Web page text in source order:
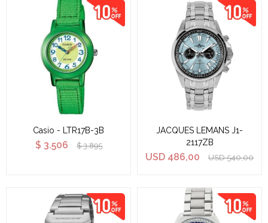
Casio - LTR17B-3B
$ 3.506 $ 3.895
JACQUES LEMANS J1-
2117ZB
USD 486,00 USD 540,00